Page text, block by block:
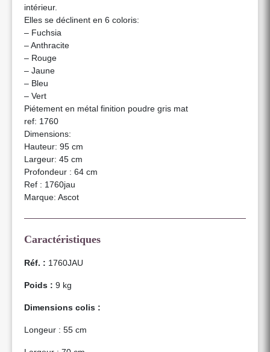
intérieur.
Elles se déclinent en 6 coloris:
– Fuchsia
– Anthracite
– Rouge
– Jaune
– Bleu
– Vert
Piétement en métal finition poudre gris mat
ref: 1760
Dimensions:
Hauteur: 95 cm
Largeur: 45 cm
Profondeur : 64 cm
Ref : 1760jau
Marque: Ascot
Caractéristiques
Réf. : 1760JAU
Poids : 9 kg
Dimensions colis :
Longeur : 55 cm